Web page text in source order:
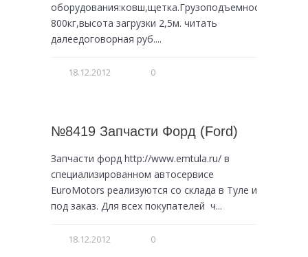
оборудования:ковш,щетка.Грузоподъемность
800кг,высота загрузки 2,5м. читать
далеедоговорная руб....
18.12.2012 0
№8419 Запчасти Форд (Ford)
Запчасти форд http://www.emtula.ru/ в
специализированном автосервисе
EuroMotors реализуются со склада в Туле и
под заказ. Для всех покупателей ч...
18.12.2012 0